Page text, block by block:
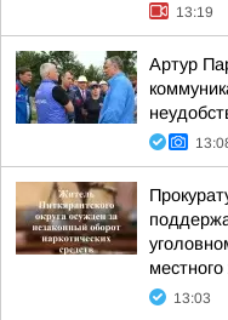
13:19
Артур
13:03